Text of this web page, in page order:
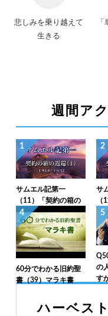
悲しみを乗り越えて
生きる
週間ア
1
サムエル記第一
（11）「契約の箱の
返還（1）」1サム6：
1～12
2
サ
（
返
4
60分でわかる旧約聖
書（39）マラキ書
5
の
す
ハーベス